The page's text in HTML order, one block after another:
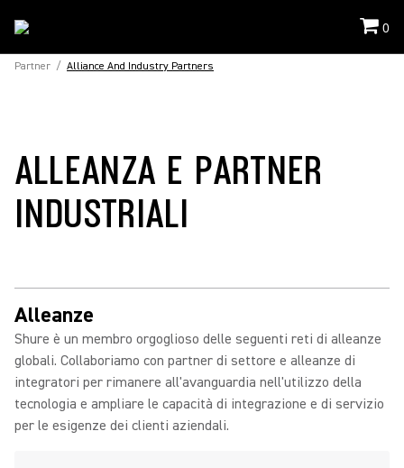
0
Partner / Alliance And Industry Partners
ALLEANZA E PARTNER
INDUSTRIALI
Alleanze
Shure è un membro orgoglioso delle seguenti reti di alleanze
globali. Collaboriamo con partner di settore e alleanze di
integratori per rimanere all'avanguardia nell'utilizzo della
tecnologia e ampliare le capacità di integrazione e di servizio
per le esigenze dei clienti aziendali.